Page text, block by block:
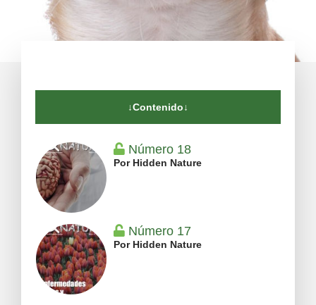
↓Contenido↓
Número 18
Por Hidden Nature
Número 17
Por Hidden Nature